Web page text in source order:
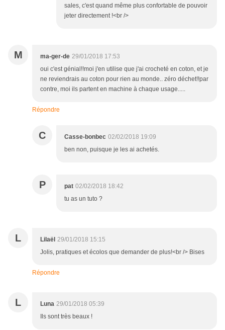
sales, c'est quand même plus confortable de pouvoir
jeter directement !<br />
M ma-ger-de 29/01/2018 17:53
oui c'est génial!!moi j'en utilise que j'ai crocheté en coton, et je
ne reviendrais au coton pour rien au monde.. zéro déchet!!par
contre, moi ils partent en machine à chaque usage.....
Répondre
C Casse-bonbec 02/02/2018 19:09
ben non, puisque je les ai achetés.
P pat 02/02/2018 18:42
tu as un tuto ?
L Lilaël 29/01/2018 15:15
Jolis, pratiques et écolos que demander de plus!<br /> Bises
Répondre
L Luna 29/01/2018 05:39
Ils sont très beaux !